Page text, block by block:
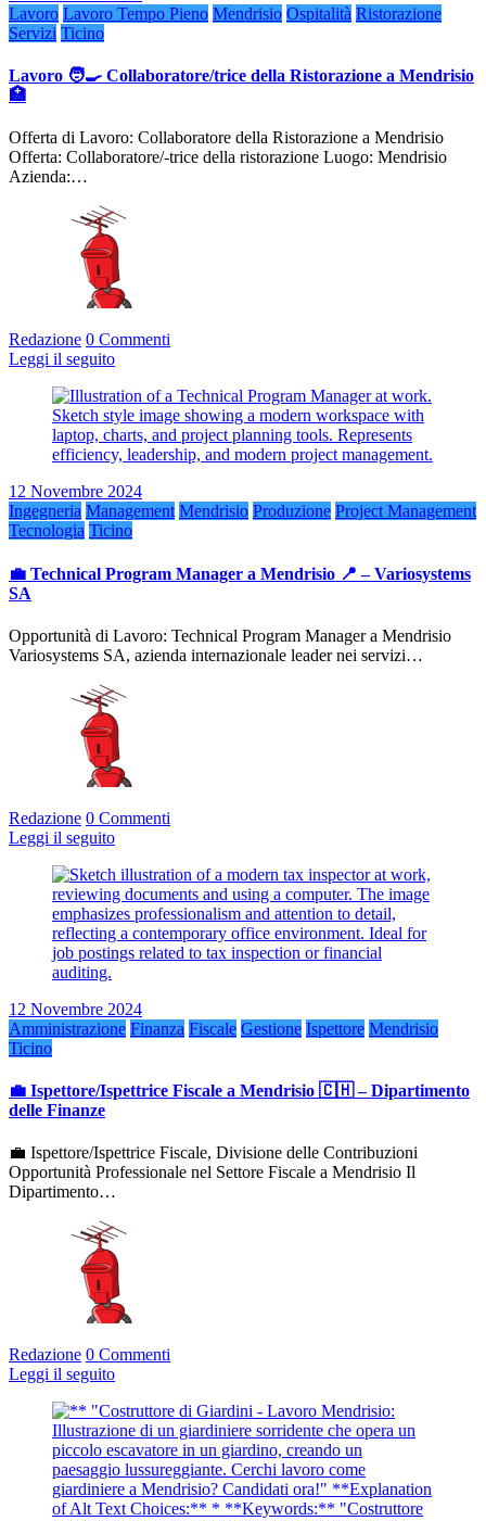
Lavoro Lavoro Tempo Pieno Mendrisio Ospitalità Ristorazione
Servizi Ticino
Lavoro 🧑‍🍳 Collaboratore/trice della Ristorazione a Mendrisio
🏥
Offerta di Lavoro: Collaboratore della Ristorazione a Mendrisio
Offerta: Collaboratore/-trice della ristorazione Luogo: Mendrisio
Azienda:…
Redazione 0 Commenti
Leggi il seguito
12 Novembre 2024
Ingegneria Management Mendrisio Produzione Project Management
Tecnologia Ticino
💼 Technical Program Manager a Mendrisio 📍 – Variosystems
SA
Opportunità di Lavoro: Technical Program Manager a Mendrisio
Variosystems SA, azienda internazionale leader nei servizi…
Redazione 0 Commenti
Leggi il seguito
12 Novembre 2024
Amministrazione Finanza Fiscale Gestione Ispettore Mendrisio
Ticino
💼 Ispettore/Ispettrice Fiscale a Mendrisio 🇨🇭 – Dipartimento
delle Finanze
💼 Ispettore/Ispettrice Fiscale, Divisione delle Contribuzioni
Opportunità Professionale nel Settore Fiscale a Mendrisio Il
Dipartimento…
Redazione 0 Commenti
Leggi il seguito